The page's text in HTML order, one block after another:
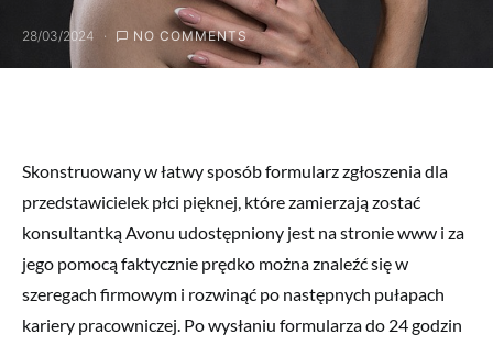
28/03/2024 NO COMMENTS
Skonstruowany w łatwy sposób formularz zgłoszenia dla
przedstawicielek płci pięknej, które zamierzają zostać
konsultantką Avonu udostępniony jest na stronie www i za
jego pomocą faktycznie prędko można znaleźć się w
szeregach firmowym i rozwinąć po następnych pułapach
kariery pracowniczej. Po wysłaniu formularza do 24 godzin